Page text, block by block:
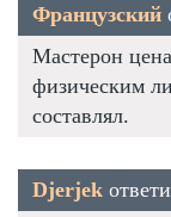
Французский
Мастерон
физическим
составлял.
Djerjek